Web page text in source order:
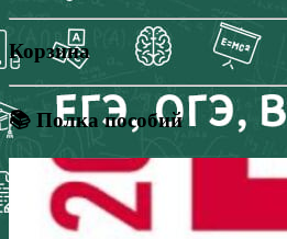
Корзина
📚 Полка пособий